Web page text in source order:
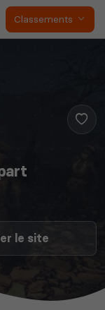
Classements
le site